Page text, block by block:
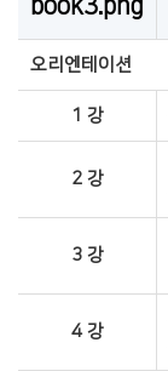
오리엔테이션
1 강
2 강
3 강
4 강